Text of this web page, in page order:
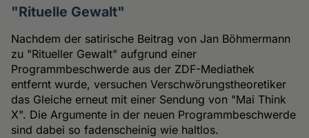
"Rituelle Gewalt"
Nachdem der satirische Beitrag von Jan Böhmermann
zu "Ritueller Gewalt" aufgrund einer
Programmbeschwerde aus der ZDF-Mediathek
entfernt wurde, versuchen Verschwörungstheoretiker
das Gleiche erneut mit einer Sendung von "Mai Think
X". Die Argumente in der neuen Programmbeschwerde
sind dabei so fadenscheinig wie haltlos.